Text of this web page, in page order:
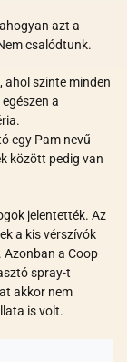
azt a
csalódtunk.
ahol szinte minden
a
egy Pam nevű
között pedig van
jelentették. Az
a kis vérszívók
a Coop
spray-t
akkor nem
is volt.